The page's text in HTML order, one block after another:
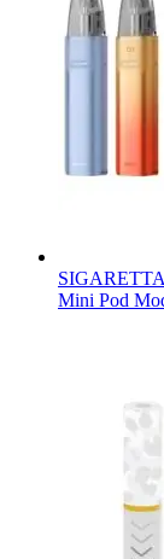
Mini Pod